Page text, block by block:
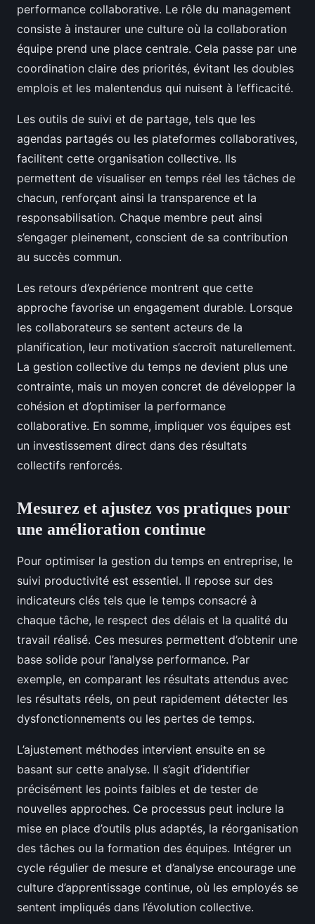
performance collaborative. Le rôle du management
consiste à instaurer une culture où la collaboration
équipe prend une place centrale. Cela passe par une
coordination claire des priorités, évitant les doubles
emplois et les malentendus qui nuisent à l’efficacité.
Les outils de suivi et de partage, tels que les
agendas partagés ou les plateformes collaboratives,
facilitent cette organisation collective. Ils
permettent de visualiser en temps réel les tâches de
chacun, renforçant ainsi la transparence et la
responsabilisation. Chaque membre peut ainsi
s’engager pleinement, conscient de sa contribution
au succès commun.
Les retours d’expérience montrent que cette
approche favorise un engagement durable. Lorsque
les collaborateurs se sentent acteurs de la
planification, leur motivation s’accroît naturellement.
La gestion collective du temps ne devient plus une
contrainte, mais un moyen concret de développer la
cohésion et d’optimiser la performance
collaborative. En somme, impliquer vos équipes est
un investissement direct dans des résultats
collectifs renforcés.
Mesurez et ajustez vos pratiques pour
une amélioration continue
Pour optimiser la gestion du temps en entreprise, le
suivi productivité est essentiel. Il repose sur des
indicateurs clés tels que le temps consacré à
chaque tâche, le respect des délais et la qualité du
travail réalisé. Ces mesures permettent d’obtenir une
base solide pour l’analyse performance. Par
exemple, en comparant les résultats attendus avec
les résultats réels, on peut rapidement détecter les
dysfonctionnements ou les pertes de temps.
L’ajustement méthodes intervient ensuite en se
basant sur cette analyse. Il s’agit d’identifier
précisément les points faibles et de tester de
nouvelles approches. Ce processus peut inclure la
mise en place d’outils plus adaptés, la réorganisation
des tâches ou la formation des équipes. Intégrer un
cycle régulier de mesure et d’analyse encourage une
culture d’apprentissage continue, où les employés se
sentent impliqués dans l’évolution collective.